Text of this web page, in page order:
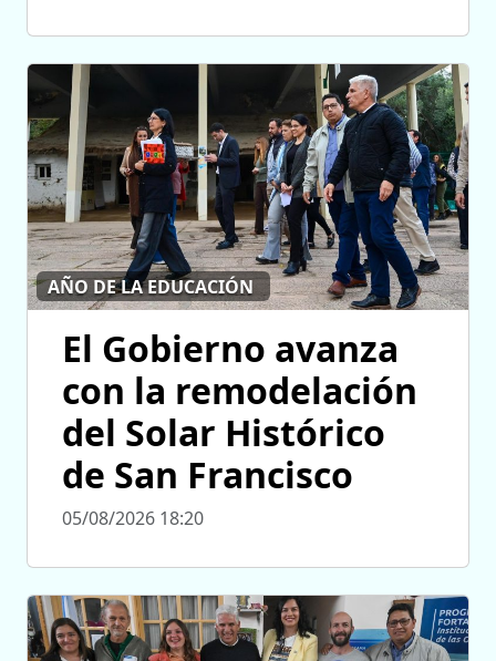
AÑO DE LA EDUCACIÓN
El Gobierno avanza
con la remodelación
del Solar Histórico
de San Francisco
05/08/2026 18:20